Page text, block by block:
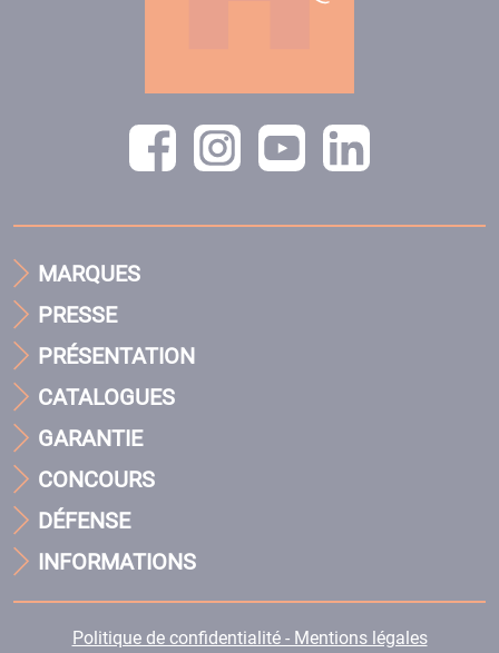
MARQUES
PRESSE
PRÉSENTATION
CATALOGUES
GARANTIE
CONCOURS
DÉFENSE
INFORMATIONS
Politique de confidentialité - Mentions légales